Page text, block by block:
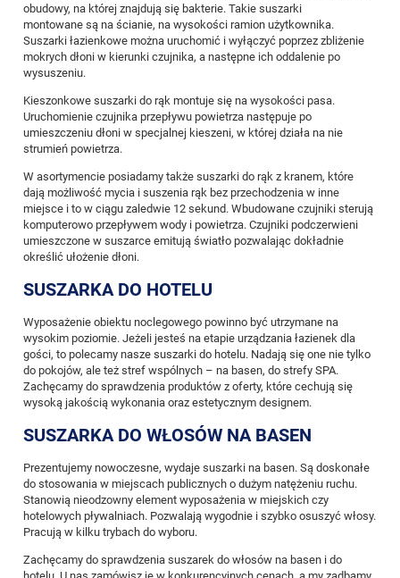
obudowy, na której znajdują się bakterie. Takie suszarki
montowane są na ścianie, na wysokości ramion użytkownika.
Suszarki łazienkowe można uruchomić i wyłączyć poprzez zbliżenie
mokrych dłoni w kierunki czujnika, a następne ich oddalenie po
wysuszeniu.
Kieszonkowe suszarki do rąk montuje się na wysokości pasa.
Uruchomienie czujnika przepływu powietrza następuje po
umieszczeniu dłoni w specjalnej kieszeni, w której działa na nie
strumień powietrza.
W asortymencie posiadamy także suszarki do rąk z kranem, które
dają możliwość mycia i suszenia rąk bez przechodzenia w inne
miejsce i to w ciągu zaledwie 12 sekund. Wbudowane czujniki sterują
komputerowo przepływem wody i powietrza. Czujniki podczerwieni
umieszczone w suszarce emitują światło pozwalając dokładnie
określić ułożenie dłoni.
SUSZARKA DO HOTELU
Wyposażenie obiektu noclegowego powinno być utrzymane na
wysokim poziomie. Jeżeli jesteś na etapie urządzania łazienek dla
gości, to polecamy nasze suszarki do hotelu. Nadają się one nie tylko
do pokojów, ale też stref wspólnych – na basen, do strefy SPA.
Zachęcamy do sprawdzenia produktów z oferty, które cechują się
wysoką jakością wykonania oraz estetycznym designem.
SUSZARKA DO WŁOSÓW NA BASEN
Prezentujemy nowoczesne, wydaje suszarki na basen. Są doskonałe
do stosowania w miejscach publicznych o dużym natężeniu ruchu.
Stanowią nieodzowny element wyposażenia w miejskich czy
hotelowych pływalniach. Pozwalają wygodnie i szybko osuszyć włosy.
Pracują w kilku trybach do wyboru.
Zachęcamy do sprawdzenia suszarek do włosów na basen i do